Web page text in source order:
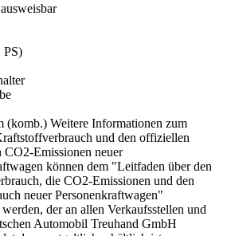
PS)
(komb.) Weitere Informationen zum
und den offiziellen
CO2-Emissionen neuer
können dem "Leitfaden über den
die CO2-Emissionen und den
neuer Personenkraftwagen"
der an allen Verkaufsstellen und
Automobil Treuhand GmbH